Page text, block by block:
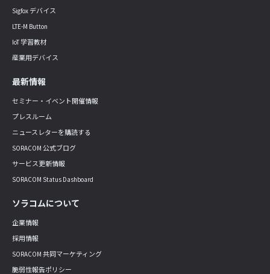
Sigfox デバイス
LTE-M Button
IoT 学習教材
産業用デバイス
最新情報
セミナー・イベント開催情報
プレスルーム
ニュースレターを購読する
SORACOM 公式ブログ
サービス更新情報
SORACOM Status Dashboard
ソラコムについて
企業情報
採用情報
SORACOM 共同マーケティング
脆弱性報告ポリシー